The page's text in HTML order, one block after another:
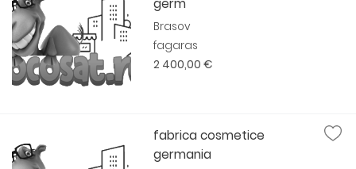
germ
Brasov
fagaras
2 400,00 €
fabrica cosmetice
germania